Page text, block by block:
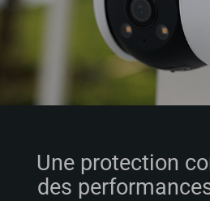
Une protection
des